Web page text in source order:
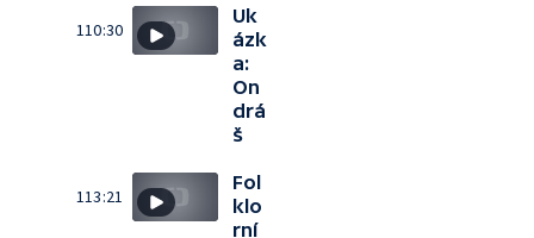
110:30
Uk
ázk
a:
On
drá
š
113:21
Fol
klo
rní